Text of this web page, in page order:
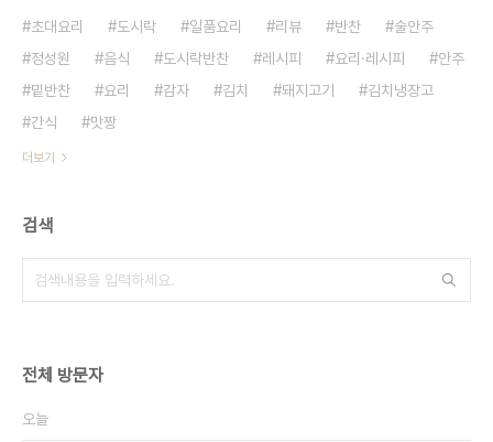
초대요리 도시락 일품요리 리뷰 반찬
술안주
정성원
음식 도시락반찬 레시피 요리·레시피
안주
밑반찬
요리 감자 김치 돼지고기
김치냉장고
간식
맛짱
더보기
검색
전체 방문자
오늘